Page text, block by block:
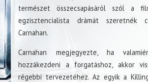
természet összecsapásáról szól a
egzisztencialista drámát szeretnék
Carnahan.
Carnahan megjegyezte, ha
hozzákezdeni a forgatáshoz, akkor
régebbi tervezetéhez. Az egyik a